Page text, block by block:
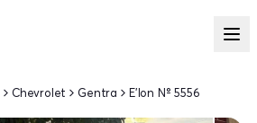
Chevrolet Gentra E'lon № 5556